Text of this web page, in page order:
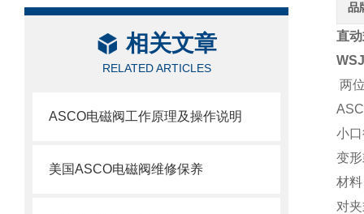
相关文章
RELATED ARTICLES
ASCO电磁阀工作原理及操作说明
美国ASCO电磁阀维修保养
品
直
两
小
变
材
对